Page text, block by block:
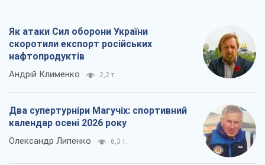
Як атаки Сил оборони України
скоротили експорт російських
нафтопродуктів
Андрій Клименко 2,2 т.
Два супертурніри Магучіх: спортивний
календар осені 2026 року
Олександр Липенко 6,3 т.